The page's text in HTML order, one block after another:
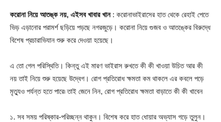
করোনা নিয়ে আতঙ্ক নয়, এইসব খাবার খান : করোনাভাইরাসের হাত থেকে রেহাই পেতে
ভিড় এড়ানোর পরামর্শ ছড়িয়ে পড়ছে নগরজুড়ে। করোনা নিয়ে গুজব ও আতঙ্কের বিরুদ্ধে
বিশেষ প্রচারাভিযান শুরু করে দেওয়া হয়েছে।
এ তো গেল পরিস্থিতি। কিন্তু এই মারণ ভাইরাস রুখতে কী কী খাওয়া উচিত আর কী
নয় তাই নিয়ে শুরু হয়েছে উদ্বেগ। রোগ প্রতিরোধ ক্ষমতা কম থাকলে এর কবলে পড়ে
মৃত্যুও পর্যন্ত হতে পারে৷ তাই জেনে নিন, রোগ প্রতিরোধ ক্ষমতা বাড়াতে কী কী খাবেন
১. সব সময় পরিষ্কার-পরিচ্ছন্ন থাকুন। বিশেষ করে হাত ধোয়ার অভ্যাস গড়ে তুলুন।